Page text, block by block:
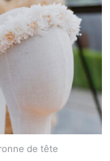
de tête